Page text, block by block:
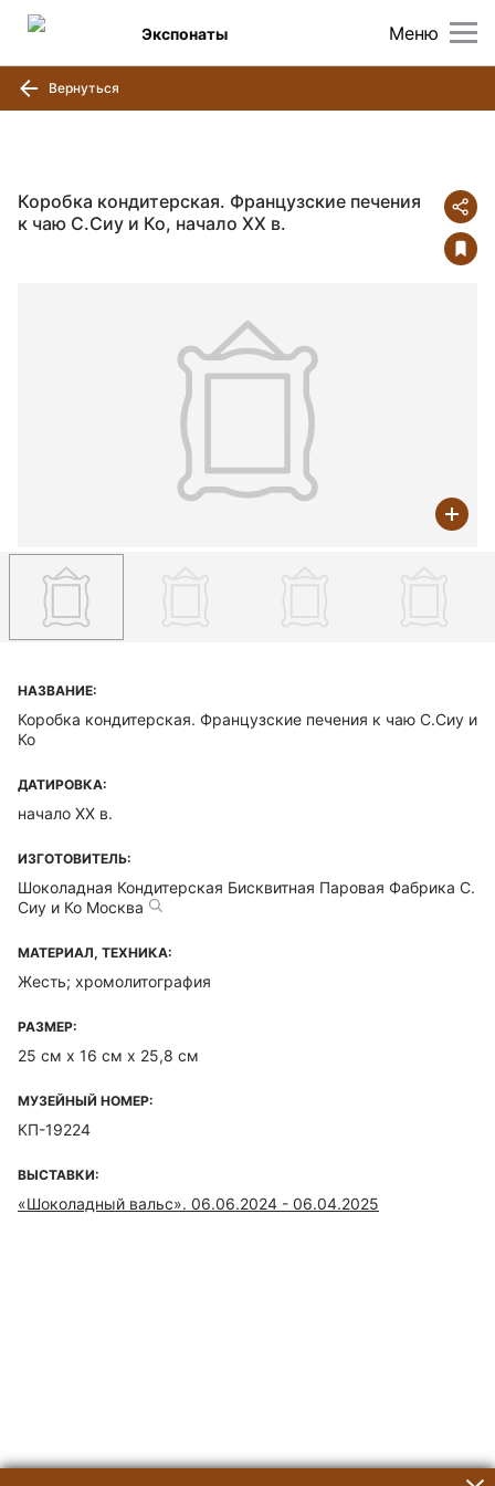
Меню
Экспонаты
Вернуться
Коробка кондитерская. Французские печения
к чаю С.Сиу и Ко, начало ХХ в.
НАЗВАНИЕ:
Коробка кондитерская. Французские печения к чаю С.Сиу и
Ко
ДАТИРОВКА:
начало ХХ в.
ИЗГОТОВИТЕЛЬ:
Шоколадная Кондитерская Бисквитная Паровая Фабрика С.
Сиу и Ко Москва
МАТЕРИАЛ, ТЕХНИКА:
Жесть; хромолитография
РАЗМЕР:
25 см х 16 см х 25,8 см
МУЗЕЙНЫЙ НОМЕР:
КП-19224
ВЫСТАВКИ:
«Шоколадный вальс». 06.06.2024 - 06.04.2025